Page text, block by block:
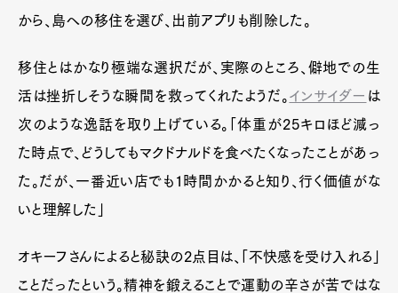
から、島への移住を選び、出前アプリも削除した。
移住とはかなり極端な選択だが、実際のところ、僻地での生
活は挫折しそうな瞬間を救ってくれたようだ。 インサイダー は
次のような逸話を取り上げている。「体重が25キロほど減っ
た時点で、どうしてもマクドナルドを食べたくなったことがあっ
た。だが、一番近い店でも1時間かかると知り、行く価値がな
いと理解した」
オキーフさんによると秘訣の2点目は、「不快感を受け入れる」
ことだったという。精神を鍛えることで運動の辛さが苦ではな